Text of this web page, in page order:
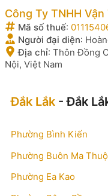
Công Ty TNHH
Mã số thuế:
Người đại diện:
Địa chỉ: Thôn Đồng
Nội, Việt Nam
Đắk Lắk - Đắk
Phường Bình Kiến
Phường Buôn Ma
Phường Ea Kao